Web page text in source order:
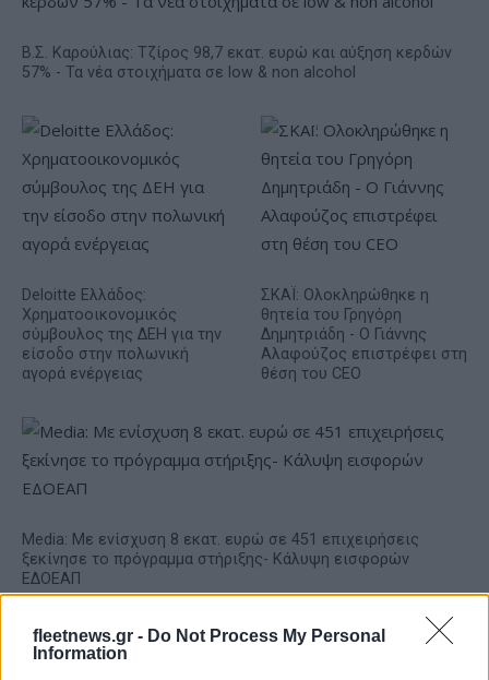
fleetnews.gr - Do Not Process My Personal
Information
Β.Σ. Καρούλιας: Τζίρος 98,7 εκατ. ευρώ και αύξηση κερδών
57% - Τα νέα στοιχήματα σε low & non alcohol
Deloitte Ελλάδος:
Χρηματοοικονομικός
σύμβουλος της ΔΕΗ για την
είσοδο στην πολωνική
αγορά ενέργειας
ΣΚΑΪ: Ολοκληρώθηκε η
θητεία του Γρηγόρη
Δημητριάδη - Ο Γιάννης
Αλαφούζος επιστρέφει στη
θέση του CEO
Media: Με ενίσχυση 8 εκατ. ευρώ σε 451 επιχειρήσεις
ξεκίνησε το πρόγραμμα στήριξης- Κάλυψη εισφορών
ΕΔΟΕΑΠ